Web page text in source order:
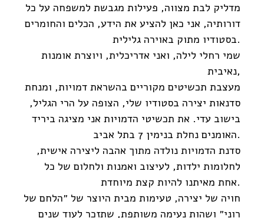
מדליק לבת מצווה, פעילות מגבשת למשפחה על כל
דורותיה, אני כאן להציע את הידע, הכלים והחומרים
בסטודיו מתוק באוירה גלילית.
שמי רחלי לילה, ואני אדריכלית, ויוצרת אומנות
נאיבית,
מעצבת תכשיטים מקוריים בהשראת דמויות, ומנחת
סדנאות יצירה בסטודיו שלי, הצופה על הרי הגליל,
בישוב עדי. את תכשיטי הדמויות אני מציגה ביריד
האומנים נחלת בנימין 7 בתל אביב.
סדנת הדמויות נולדה מתוך אהבה ליצירה אישית,
לחלומות ילדות, לעיצוב ואמנות ולחלום של כל
אחת מאיתנו להיות קצת מיוחדת.
חויה של יצירה, טעימות מבית היוצר של ״הלחם של
רוני״ ושהות נעימה משותפת, שתזכר לעוד שנים